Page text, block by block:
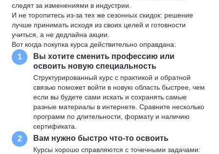
следят за изменениями в индустрии.
И не торопитесь из-за тех же сезонных скидок: решение
лучше принимать исходя из своих целей и готовности
учиться, а не дедлайна акции.
Вот когда покупка курса действительно оправдана:
1
Вы хотите сменить профессию или
освоить новую специальность
Структурированный курс с практикой и обратной
связью поможет войти в новую область быстрее, чем
если вы будете сами искать и сохранять самые
разные материалы в интернете. Сравните несколько
программ по длительности, формату и наличию
сертификата.
2 Вам нужно быстро что-то освоить
Курсы хорошо справляются с точечными задачами: